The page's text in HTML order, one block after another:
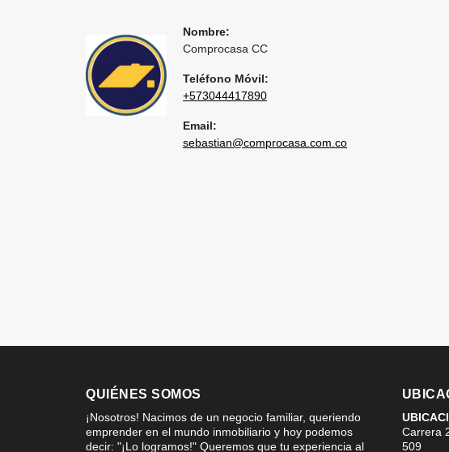
Nombre:
Comprocasa CC
Teléfono Móvil:
+573044417890
Email:
sebastian@comprocasa.com.co
QUIÉNES SOMOS
¡Nosotros! Nacimos de un negocio familiar, queriendo
emprender en el mundo inmobiliario y hoy podemos
decir: "¡Lo logramos!" Queremos que tu experiencia al
Carrera
509